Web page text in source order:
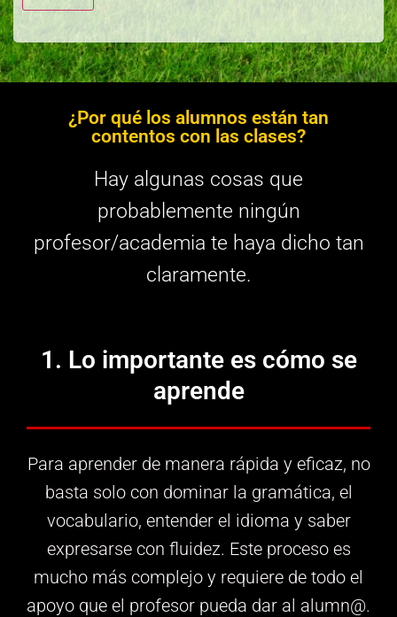
¿Por qué los alumnos están tan
contentos con las clases?
Hay algunas cosas que
probablemente ningún
profesor/academia te haya dicho tan
claramente.
1. Lo importante es cómo se
aprende
Para aprender de manera rápida y eficaz, no
basta solo con dominar la gramática, el
vocabulario, entender el idioma y saber
expresarse con fluidez. Este proceso es
mucho más complejo y requiere de todo el
apoyo que el profesor pueda dar al alumn@.